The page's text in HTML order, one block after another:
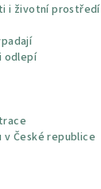
i životní prostředí
odlepí
v České republice